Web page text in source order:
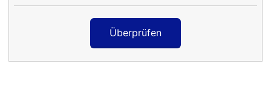
Überprüfen